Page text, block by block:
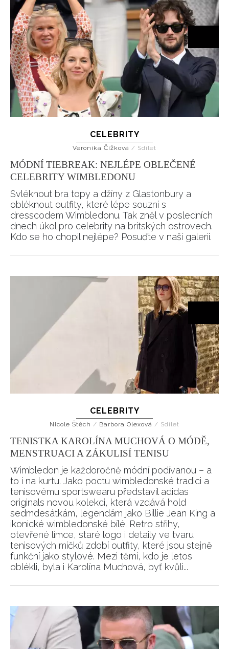
CELEBRITY
Veronika Čížková / Sdílet
MÓDNÍ TIEBREAK: NEJLÉPE OBLEČENÉ
CELEBRITY WIMBLEDONU
Svléknout bra topy a džíny z Glastonbury a
obléknout outfity, které lépe souzní s
dresscodem Wimbledonu. Tak zněl v posledních
dnech úkol pro celebrity na britských ostrovech.
Kdo se ho chopil nejlépe? Posuďte v naší galerii.
CELEBRITY
Nicole Štěch / Barbora Olexová / Sdílet
TENISTKA KAROLÍNA MUCHOVÁ O MÓDĚ,
MENSTRUACI A ZÁKULISÍ TENISU
Wimbledon je každoročně módní podívanou – a
to i na kurtu. Jako poctu wimbledonské tradici a
tenisovému sportswearu představil adidas
originals novou kolekci, která vzdává hold
sedmdesátkám, legendám jako Billie Jean King a
ikonické wimbledonské bílé. Retro střihy,
otevřené límce, staré logo i detaily ve tvaru
tenisových míčků zdobí outfity, které jsou stejně
funkční jako stylové. Mezi těmi, kdo je letos
oblékli, byla i Karolína Muchová, byť kvůli...